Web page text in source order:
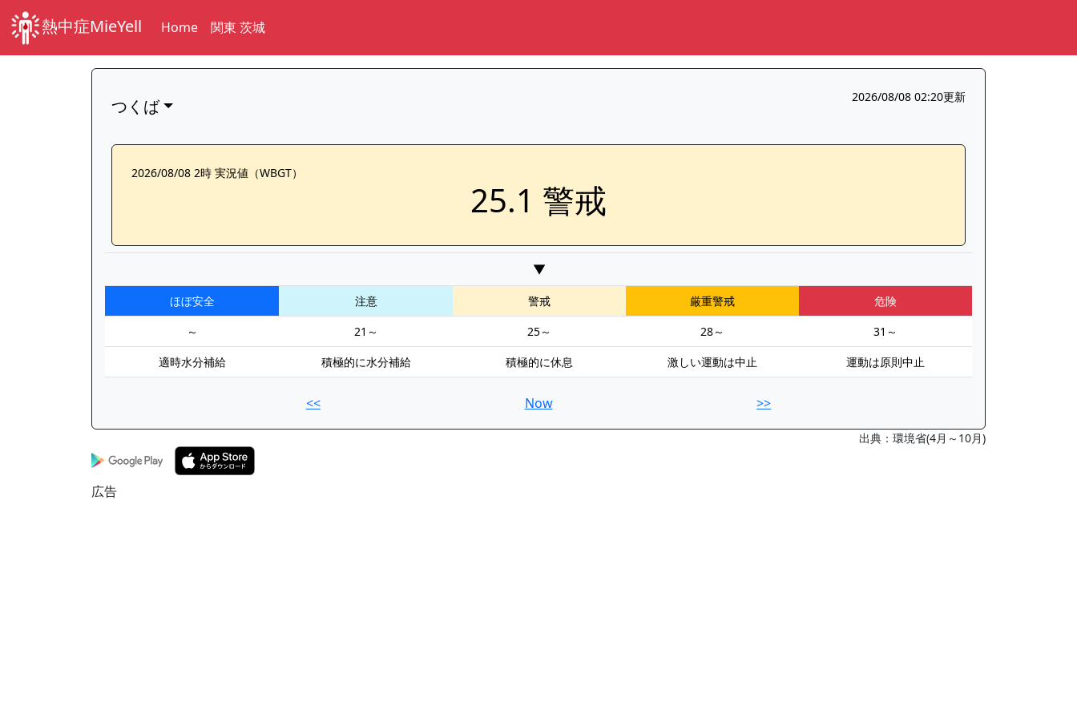
熱中症MieYell Home 関東 茨城
つくば 2026/08/08 02:20更新
2026/08/08 2時 実況値（WBGT）
25.1 警戒
▼
ほぼ安全 注意 警戒 厳重警戒
危険
～
21～ 25～ 28～
31～
適時水分補給
積極的に水分補給 積極的に休息 激しい運動は中止 運動は原則中止
<< Now >>
出典：環境省(4月～10月)
広告